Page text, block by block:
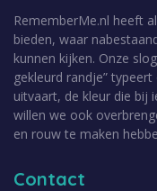
Contact
RememberMe.nl heeft
bieden, waar
kunnen kijken. Onze
gekleurd randje”
uitvaart, de kleur die bij
willen we ook
en rouw te maken